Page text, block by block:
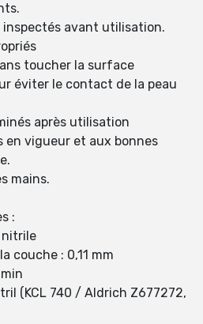
avant utilisation.
toucher la surface
éviter le contact de la peau
après utilisation
en vigueur et aux bonnes
mains.
:
nitrile
couche : 0,11 mm
(KCL 740 / Aldrich Z677272,